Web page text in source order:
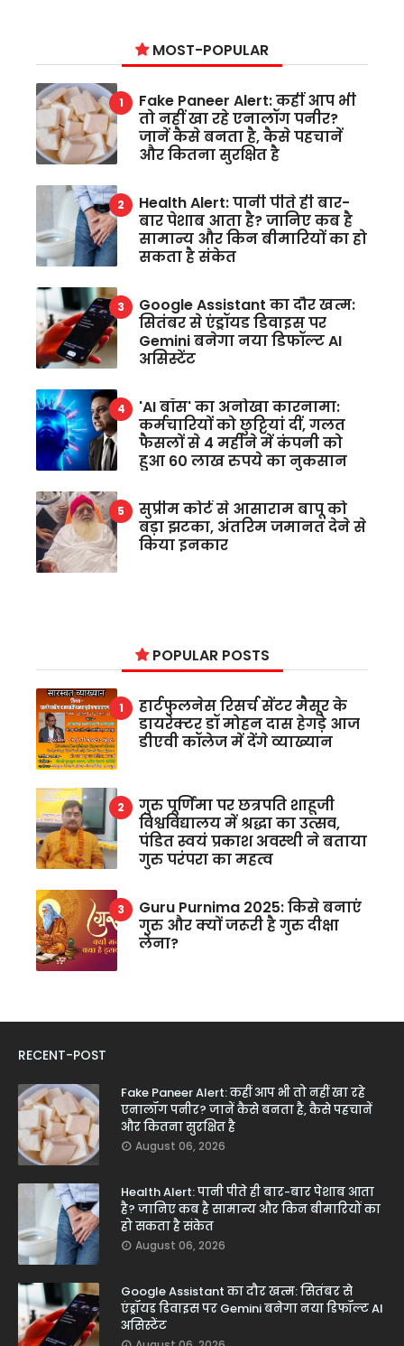
MOST-POPULAR
Fake Paneer Alert: कहीं आप भी
तो नहीं खा रहे एनालॉग पनीर?
जानें कैसे बनता है, कैसे पहचानें
और कितना सुरक्षित है
Health Alert: पानी पीते ही बार-
बार पेशाब आता है? जानिए कब है
सामान्य और किन बीमारियों का हो
सकता है संकेत
Google Assistant का दौर खत्म:
सितंबर से एंड्रॉयड डिवाइस पर
Gemini बनेगा नया डिफॉल्ट AI
असिस्टेंट
'AI बॉस' का अनोखा कारनामा:
कर्मचारियों को छुट्टियां दीं, गलत
फैसलों से 4 महीने में कंपनी को
हुआ 60 लाख रुपये का नुकसान
सुप्रीम कोर्ट से आसाराम बापू को
बड़ा झटका, अंतरिम जमानत देने से
किया इनकार
POPULAR POSTS
हार्टफुलनेस रिसर्च सेंटर मैसूर के
डायरेक्टर डॉ मोहन दास हेगड़े आज
डीएवी कॉलेज में देंगे व्याख्यान
गुरु पूर्णिमा पर छत्रपति शाहूजी
विश्वविद्यालय में श्रद्धा का उत्सव,
पंडित स्वयं प्रकाश अवस्थी ने बताया
गुरु परंपरा का महत्व
Guru Purnima 2025: किसे बनाएं
गुरु और क्यों जरूरी है गुरु दीक्षा
लेना?
RECENT-POST
Fake Paneer Alert: कहीं आप भी तो नहीं खा रहे
एनालॉग पनीर? जानें कैसे बनता है, कैसे पहचानें
और कितना सुरक्षित है
August 06, 2026
Health Alert: पानी पीते ही बार-बार पेशाब आता
है? जानिए कब है सामान्य और किन बीमारियों का
हो सकता है संकेत
August 06, 2026
Google Assistant का दौर खत्म: सितंबर से
एंड्रॉयड डिवाइस पर Gemini बनेगा नया डिफॉल्ट AI
असिस्टेंट